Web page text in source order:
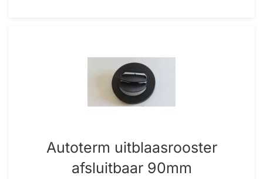
Autoterm uitblaasrooster
afsluitbaar 90mm